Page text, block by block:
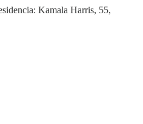
Kamala Harris, 55,